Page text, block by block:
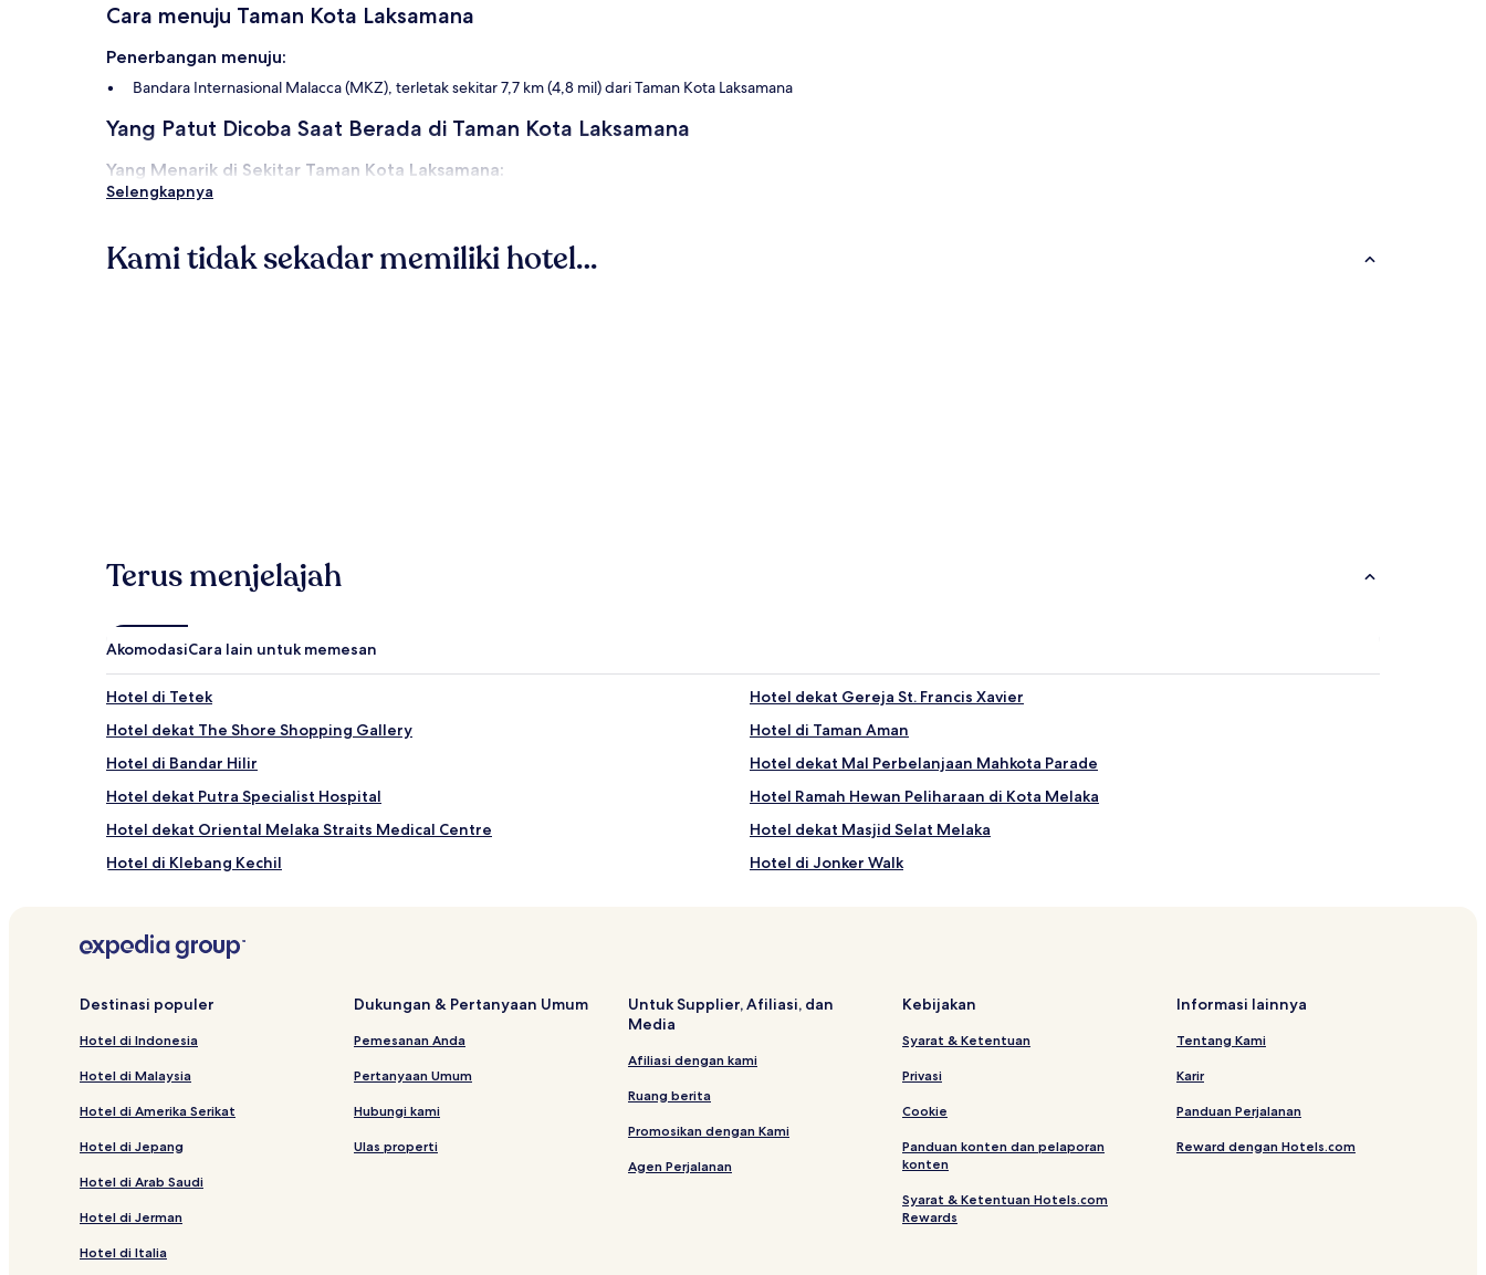
Cara menuju Taman Kota Laksamana
Penerbangan menuju:
Bandara Internasional Malacca (MKZ), terletak sekitar 7,7 km (4,8 mil) dari Taman Kota Laksamana
Yang Patut Dicoba Saat Berada di Taman Kota Laksamana
Yang Menarik di Sekitar Taman Kota Laksamana:
Pusat Warisan No 8 Heeren Street (sekitar 0,3 km/0,2 mil)
Menara Taming Sari (sekitar 0,7 km/0,5 mil)
Red Square (sekitar 0,7 km/0,5 mil)
Selengkapnya
Kami tidak sekadar memiliki hotel…
Terus menjelajah
AkomodasiCara lain untuk memesan
Hotel di Tetek
Hotel dekat Gereja St. Francis Xavier
Hotel dekat The Shore Shopping Gallery
Hotel di Taman Aman
Hotel di Bandar Hilir
Hotel dekat Mal Perbelanjaan Mahkota Parade
Hotel dekat Putra Specialist Hospital
Hotel Ramah Hewan Peliharaan di Kota Melaka
Hotel dekat Oriental Melaka Straits Medical Centre
Hotel dekat Masjid Selat Melaka
Hotel di Klebang Kechil
Hotel di Jonker Walk
Hotel di Kampung Pengkalan Rama
Hotel dekat Pusat Perbelanjaan AEON Bandaraya Melaka
Hotel di Pokok Mangga
Hostel di Kota Melaka
Hotel dekat Museum Budaya Chen Ho
Hotel dengan Sarapan Gratis di Kota Melaka
Hotel dekat Straits Chinese Jewelry Museum Malacca
Hotel di Mata Kuching
Hotel di Bunga Paya Pantai
Hotel dekat A Famosa
Destinasi populer
Hotel di Indonesia
Hotel di Malaysia
Hotel di Amerika Serikat
Hotel di Jepang
Hotel di Arab Saudi
Hotel di Jerman
Hotel di Italia
Dukungan & Pertanyaan Umum
Pemesanan Anda
Pertanyaan Umum
Hubungi kami
Ulas properti
Untuk Supplier, Afiliasi, dan
Media
Afiliasi dengan kami
Ruang berita
Promosikan dengan Kami
Agen Perjalanan
Kebijakan
Syarat & Ketentuan
Privasi
Cookie
Panduan konten dan pelaporan
konten
Syarat & Ketentuan Hotels.com
Rewards
Informasi lainnya
Tentang Kami
Karir
Panduan Perjalanan
Reward dengan Hotels.com